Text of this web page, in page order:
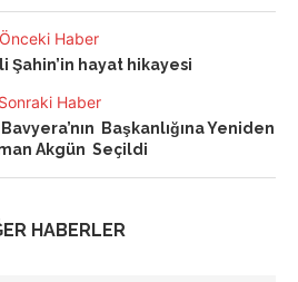
Önceki Haber
Şahin’in hayat hikayesi
Sonraki Haber
Başkanlığına Yeniden
Akgün Seçildi
HABERLER